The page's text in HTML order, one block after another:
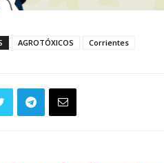
AGROTÓXICOS Corrientes